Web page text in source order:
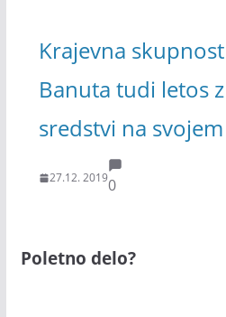
Krajevna
Banuta tudi letos
sredstvi na
27.12. 20190
Poletno delo?